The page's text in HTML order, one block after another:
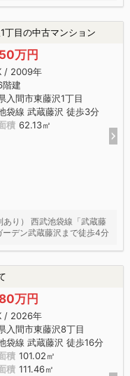
丁目の中古マンション
万円
/ 2009年
建
入間市東藤沢1丁目
袋線 武蔵藤沢 徒歩3分
積 62.13㎡
り） 西武池袋線「武蔵藤
デン武蔵藤沢まで徒歩4分
万円
/ 2026年
入間市東藤沢8丁目
袋線 武蔵藤沢 徒歩16分
積 101.02㎡
積 111.46㎡